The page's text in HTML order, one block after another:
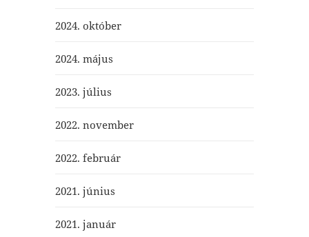
2024. október
2024. május
2023. július
2022. november
2022. február
2021. június
2021. január